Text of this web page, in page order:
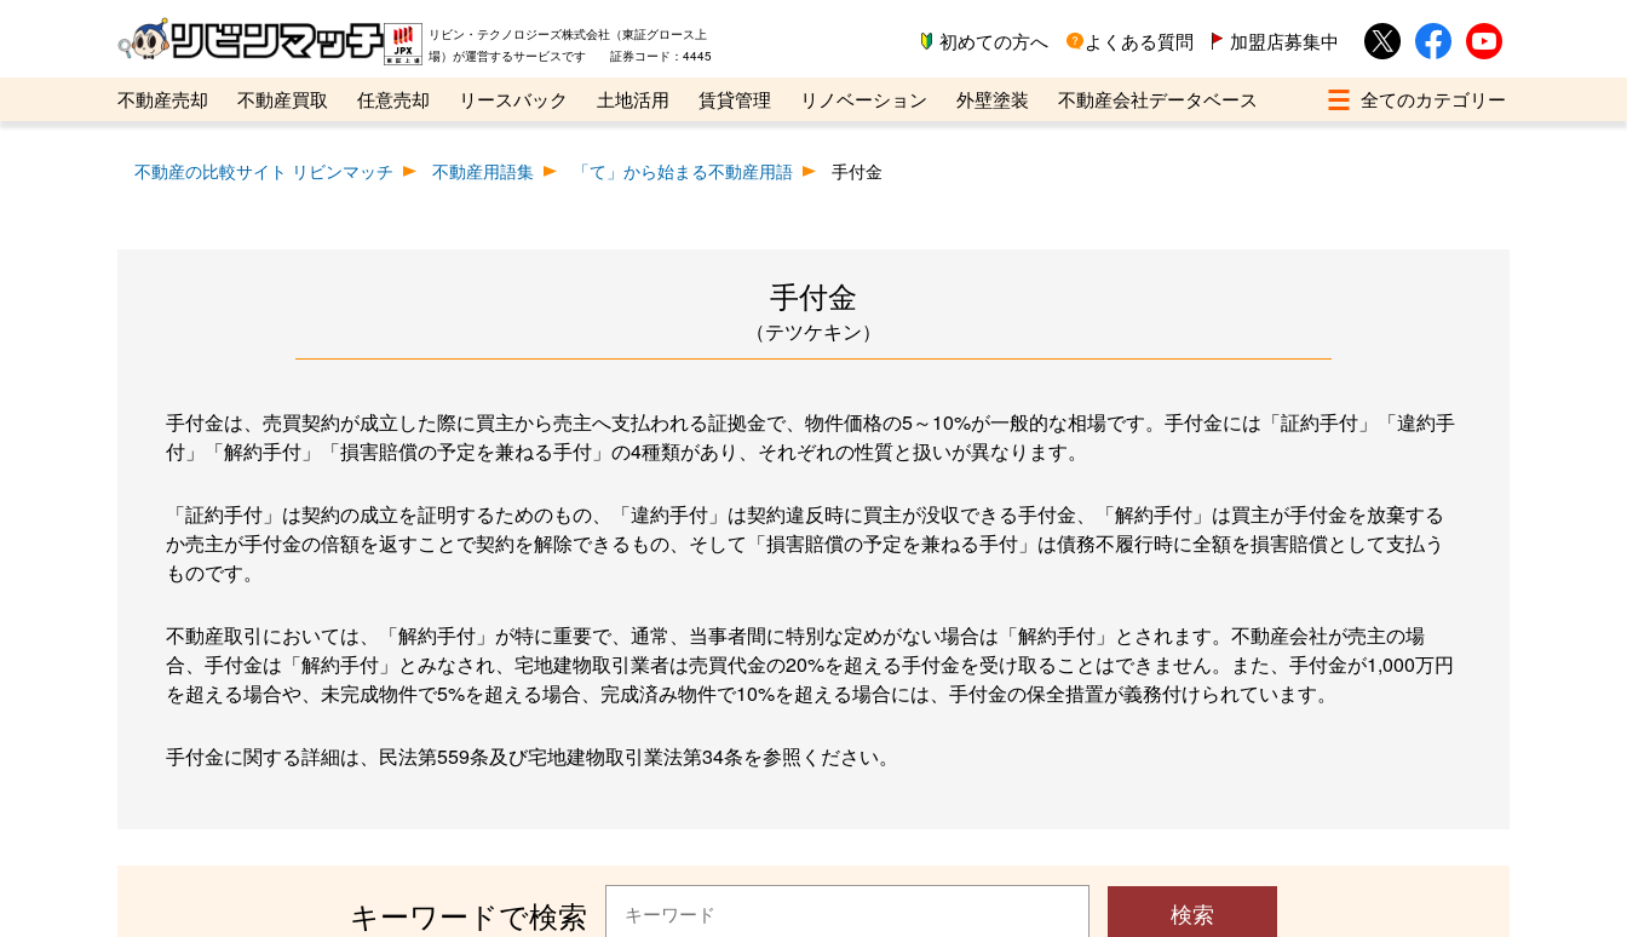
リビン・テクノロジーズ株式会社（東証グロース上
場）が運営するサービスです 証券コード：4445
初めての方へ よくある質問 加盟店募集中
不動産売却 不動産買取 任意売却 リースバック 土地活用 賃貸管理 リノベーション 外壁塗装
不動産会社データベース
メタ住宅展示場
ベスト不動産カンパニー オンライン講座 リビンマガジンBiz 不動産売却ご相談デスク
不動産の比較サイト リビンマッチ 不動産用語集 「て」から始まる不動産用語 手付金
手付金
（テツケキン）
手付金は、売買契約が成立した際に買主から売主へ支払われる証拠金で、物件価格の5～10%が一般的な相場です。手付金には「証約手付」「違約手
付」「解約手付」「損害賠償の予定を兼ねる手付」の4種類があり、それぞれの性質と扱いが異なります。
「証約手付」は契約の成立を証明するためのもの、「違約手付」は契約違反時に買主が没収できる手付金、「解約手付」は買主が手付金を放棄する
か売主が手付金の倍額を返すことで契約を解除できるもの、そして「損害賠償の予定を兼ねる手付」は債務不履行時に全額を損害賠償として支払う
ものです。
不動産取引においては、「解約手付」が特に重要で、通常、当事者間に特別な定めがない場合は「解約手付」とされます。不動産会社が売主の場
合、手付金は「解約手付」とみなされ、宅地建物取引業者は売買代金の20%を超える手付金を受け取ることはできません。また、手付金が1,000万円
を超える場合や、未完成物件で5%を超える場合、完成済み物件で10%を超える場合には、手付金の保全措置が義務付けられています。
手付金に関する詳細は、民法第559条及び宅地建物取引業法第34条を参照ください。
キーワードで検索